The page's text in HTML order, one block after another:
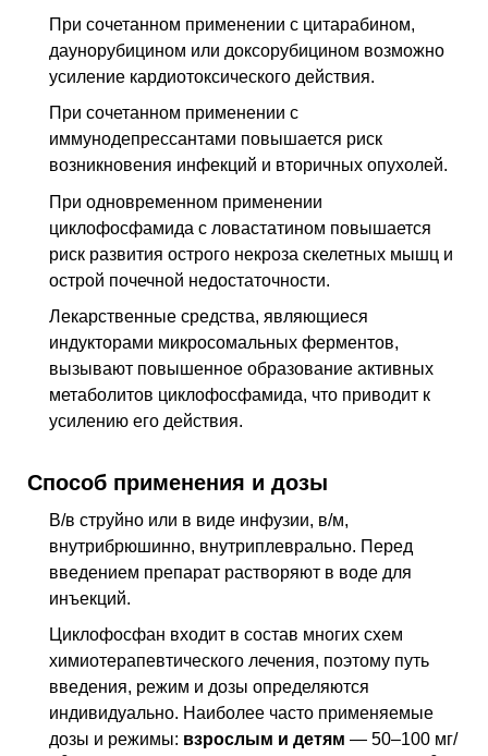
При сочетанном применении с цитарабином,
даунорубицином или доксорубицином возможно
усиление кардиотоксического действия.
При сочетанном применении с
иммунодепрессантами повышается риск
возникновения инфекций и вторичных опухолей.
При одновременном применении
циклофосфамида с ловастатином повышается
риск развития острого некроза скелетных мышц и
острой почечной недостаточности.
Лекарственные средства, являющиеся
индукторами микросомальных ферментов,
вызывают повышенное образование активных
метаболитов циклофосфамида, что приводит к
усилению его действия.
Способ применения и дозы
В/в струйно или в виде инфузии, в/м,
внутрибрюшинно, внутриплеврально. Перед
введением препарат растворяют в воде для
инъекций.
Циклофосфан входит в состав многих схем
химиотерапевтического лечения, поэтому путь
введения, режим и дозы определяются
индивидуально. Наиболее часто применяемые
дозы и режимы: взрослым и детям — 50–100 мг/